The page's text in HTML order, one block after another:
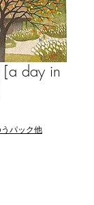
[a day in
パック他